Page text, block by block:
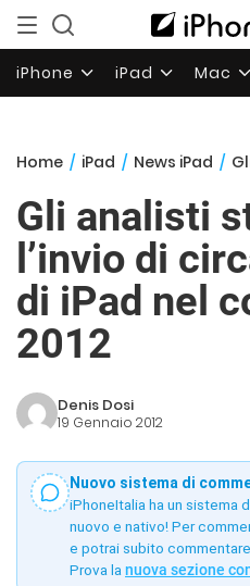
iPhone iPad Mac
Home / iPad / News iPad / Gli
Gli analisti
l’invio di
di iPad nel
2012
Denis Dosi
19 Gennaio 2012
Nuovo sistema di
iPhoneItalia ha un sistema
nuovo e nativo! Per
e potrai subito commentare.
Prova la nuova sezione